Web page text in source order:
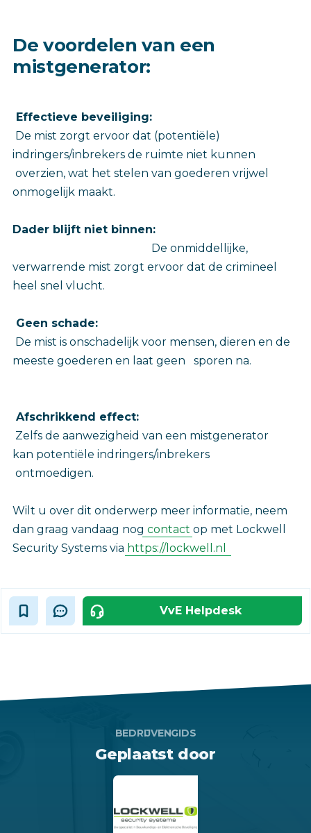
De voordelen van een
mistgenerator:
Effectieve beveiliging:
De mist zorgt ervoor dat (potentiële)
indringers/inbrekers de ruimte niet kunnen
overzien, wat het stelen van goederen vrijwel
onmogelijk maakt.
Dader blijft niet binnen:
De onmiddellijke,
verwarrende mist zorgt ervoor dat de crimineel
heel snel vlucht.
Geen schade:
De mist is onschadelijk voor mensen, dieren en de
meeste goederen en laat geen sporen na.
Afschrikkend effect:
Zelfs de aanwezigheid van een mistgenerator
kan potentiële indringers/inbrekers
ontmoedigen.
Wilt u over dit onderwerp meer informatie, neem
dan graag vandaag nog contact op met Lockwell
Security Systems via https://lockwell.nl
VvE Helpdesk
BEDRIJVENGIDS
Geplaatst door